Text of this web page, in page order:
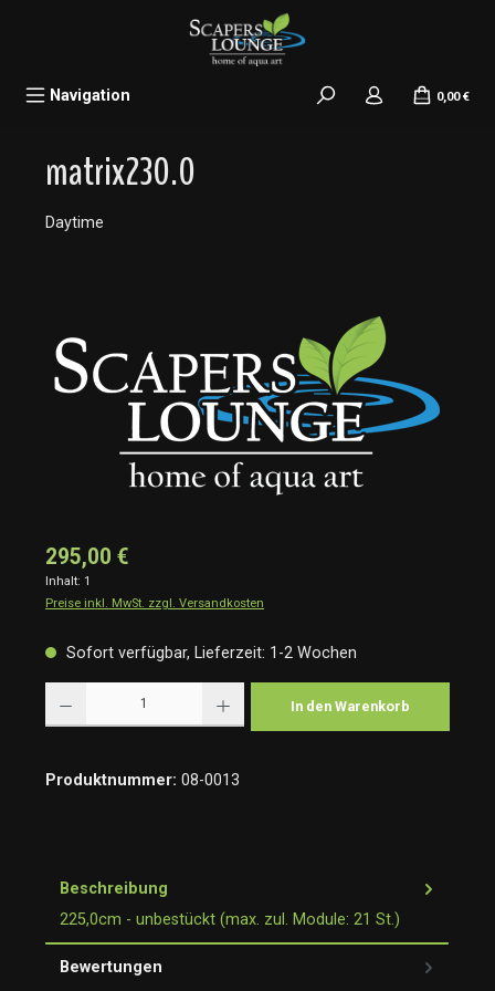
Navigation 0,00 €
matrix230.0
Daytime
295,00 €
Inhalt: 1
Preise inkl. MwSt. zzgl. Versandkosten
Sofort verfügbar, Lieferzeit: 1-2 Wochen
In den Warenkorb
Produktnummer: 08-0013
Beschreibung
225,0cm - unbestückt (max. zul. Module: 21 St.)
Bewertungen